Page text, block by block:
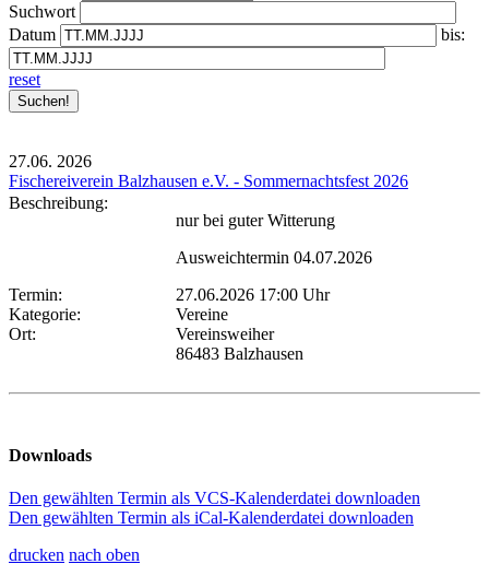
Suchwort
Datum
bis:
reset
27.06. 2026
Fischereiverein Balzhausen e.V. - Sommernachtsfest 2026
Beschreibung:
nur bei guter Witterung
Ausweichtermin 04.07.2026
Termin:
27.06.2026 17:00 Uhr
Kategorie:
Vereine
Ort:
Vereinsweiher
86483 Balzhausen
Downloads
Den gewählten Termin als VCS-Kalenderdatei downloaden
Den gewählten Termin als iCal-Kalenderdatei downloaden
drucken nach oben